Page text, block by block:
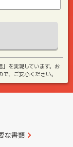
を実現しています。お
、ご安心ください。
な書類